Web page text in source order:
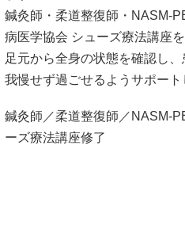
鍼灸師・柔道整復師・NASM-
病医学協会 シューズ療法講座
足元から全身の状態を確認し
我慢せず過ごせるようサポート
鍼灸師／柔道整復師／NASM-
ーズ療法講座修了